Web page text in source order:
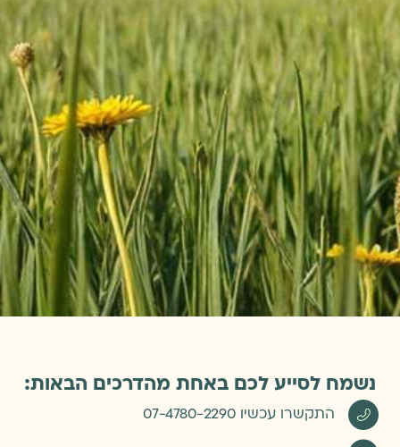
נשמח לסייע לכם באחת מהדרכים הבאות:
התקשרו עכשיו 07-4780-2290